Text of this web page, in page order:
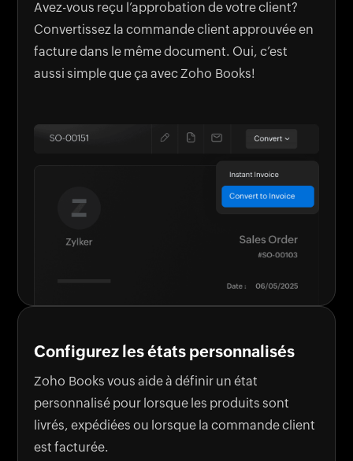
Avez-vous reçu l’approbation de votre client?
Convertissez la commande client approuvée en
facture dans le même document. Oui, c’est
aussi simple que ça avec Zoho Books!
Configurez les états personnalisés
Zoho Books vous aide à définir un état
personnalisé pour lorsque les produits sont
livrés, expédiées ou lorsque la commande client
est facturée.